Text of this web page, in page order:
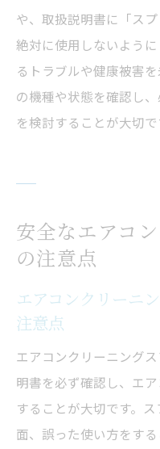
や、取扱説明書に「ス
絶対に使用しないよう
るトラブルや健康被害
の機種や状態を確認し
を検討することが大切で
安全なエアコ
の注意点
エアコンクリーニ
注意点
エアコンクリーニング
明書を必ず確認し、エ
することが大切です。
面、誤った使い方をす